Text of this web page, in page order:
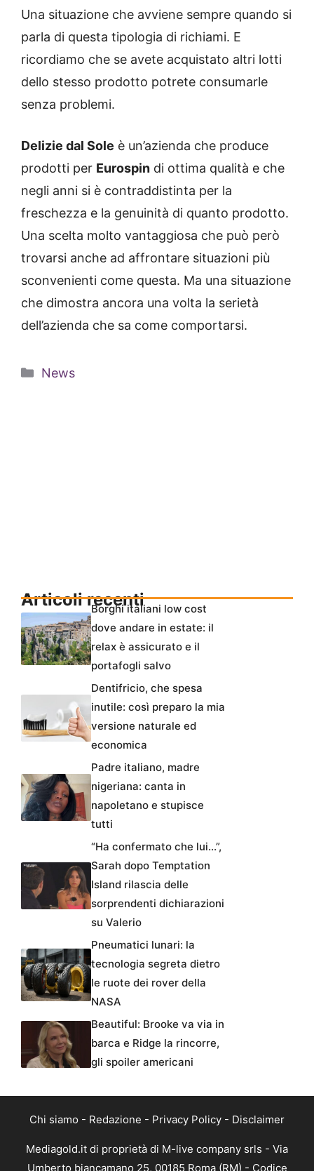
Una situazione che avviene sempre quando si
parla di questa tipologia di richiami. E
ricordiamo che se avete acquistato altri lotti
dello stesso prodotto potrete consumarle
senza problemi.
Delizie dal Sole è un’azienda che produce
prodotti per Eurospin di ottima qualità e che
negli anni si è contraddistinta per la
freschezza e la genuinità di quanto prodotto.
Una scelta molto vantaggiosa che può però
trovarsi anche ad affrontare situazioni più
sconvenienti come questa. Ma una situazione
che dimostra ancora una volta la serietà
dell’azienda che sa come comportarsi.
Categorie
News
Articoli recentiBorghi italiani low cost
dove andare in estate: il
relax è assicurato e il
portafogli salvo
Dentifricio, che spesa
inutile: così preparo la mia
versione naturale ed
economica
Padre italiano, madre
nigeriana: canta in
napoletano e stupisce
tutti
“Ha confermato che lui…”,
Sarah dopo Temptation
Island rilascia delle
sorprendenti dichiarazioni
su Valerio
Pneumatici lunari: la
tecnologia segreta dietro
le ruote dei rover della
NASA
Beautiful: Brooke va via in
barca e Ridge la rincorre,
gli spoiler americani
Chi siamo - Redazione - Privacy Policy - Disclaimer
Mediagold.it di proprietà di M-live company srls - Via
Umberto biancamano 25, 00185 Roma (RM) - Codice